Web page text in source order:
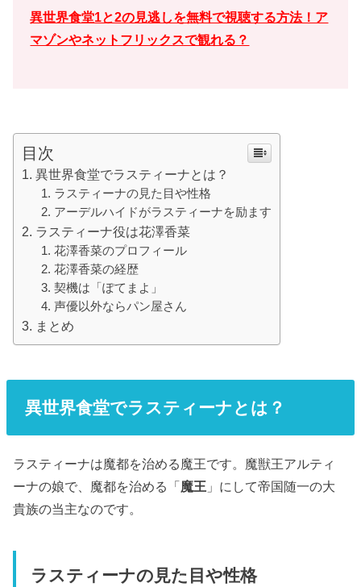
異世界食堂1と2の見逃しを無料で視聴する方法！ア
マゾンやネットフリックスで観れる？
目次
異世界食堂でラスティーナとは？
ラスティーナの見た目や性格
アーデルハイドがラスティーナを励ます
ラスティーナ役は花澤香菜
花澤香菜のプロフィール
花澤香菜の経歴
契機は「ぽてまよ」
声優以外ならパン屋さん
まとめ
異世界食堂でラスティーナとは？
ラスティーナは魔都を治める魔王です。魔獣王アルティ
ーナの娘で、魔都を治める「魔王 」にして帝国随一の大
貴族の当主なのです。
ラスティーナの見た目や性格